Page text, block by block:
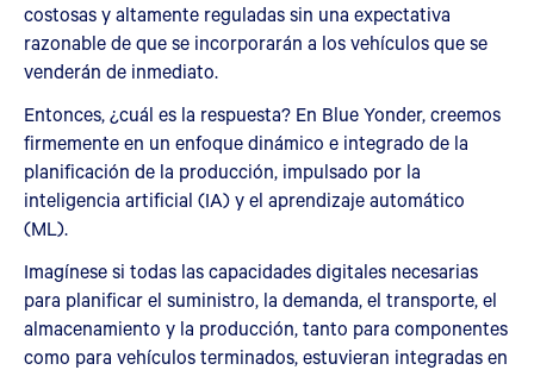
costosas y altamente reguladas sin una expectativa
razonable de que se incorporarán a los vehículos que se
venderán de inmediato.
Entonces, ¿cuál es la respuesta? En Blue Yonder, creemos
firmemente en un enfoque dinámico e integrado de la
planificación de la producción, impulsado por la
inteligencia artificial (IA) y el aprendizaje automático
(ML).
Imagínese si todas las capacidades digitales necesarias
para planificar el suministro, la demanda, el transporte, el
almacenamiento y la producción, tanto para componentes
como para vehículos terminados, estuvieran integradas en